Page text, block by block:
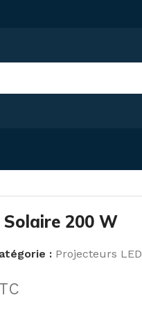
200 W
: Projecteurs LED